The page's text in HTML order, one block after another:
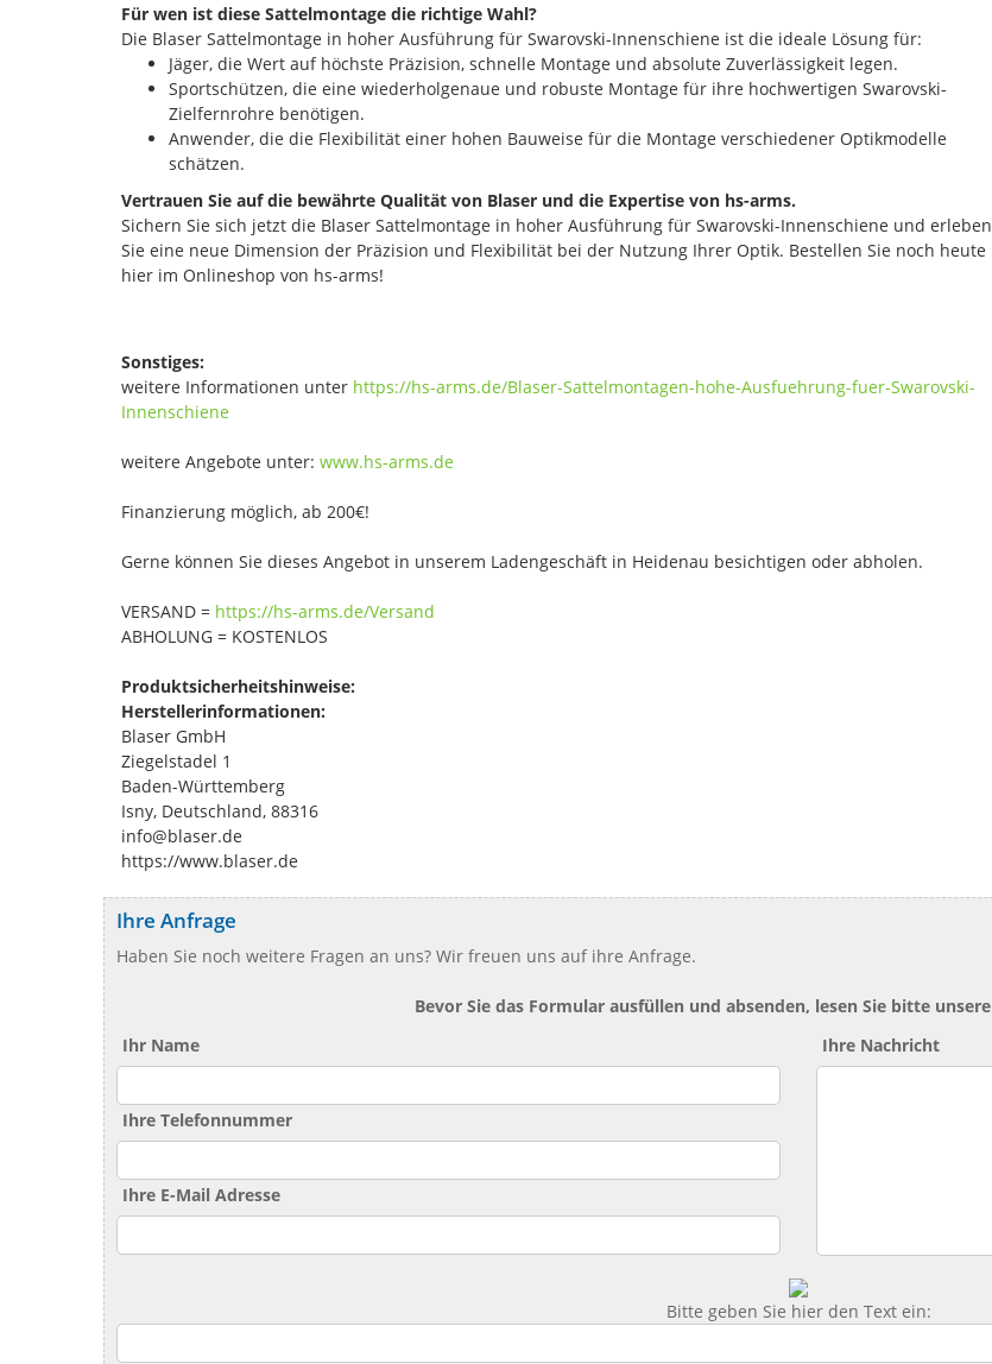
Für wen ist diese Sattelmontage die richtige Wahl?
Die Blaser Sattelmontage in hoher Ausführung für Swarovski-Innenschiene ist die ideale Lösung für:
Jäger, die Wert auf höchste Präzision, schnelle Montage und absolute Zuverlässigkeit legen.
Sportschützen, die eine wiederholgenaue und robuste Montage für ihre hochwertigen Swarovski-
Zielfernrohre benötigen.
Anwender, die die Flexibilität einer hohen Bauweise für die Montage verschiedener Optikmodelle
schätzen.
Vertrauen Sie auf die bewährte Qualität von Blaser und die Expertise von hs-arms.
Sichern Sie sich jetzt die Blaser Sattelmontage in hoher Ausführung für Swarovski-Innenschiene und erleben
Sie eine neue Dimension der Präzision und Flexibilität bei der Nutzung Ihrer Optik. Bestellen Sie noch heute
hier im Onlineshop von hs-arms!
Sonstiges:
weitere Informationen unter https://hs-arms.de/Blaser-Sattelmontagen-hohe-Ausfuehrung-fuer-Swarovski-
Innenschiene
weitere Angebote unter: www.hs-arms.de
Finanzierung möglich, ab 200€!
Gerne können Sie dieses Angebot in unserem Ladengeschäft in Heidenau besichtigen oder abholen.
VERSAND = https://hs-arms.de/Versand
ABHOLUNG = KOSTENLOS
Produktsicherheitshinweise:
Herstellerinformationen:
Blaser GmbH
Ziegelstadel 1
Baden-Württemberg
Isny, Deutschland, 88316
info@blaser.de
https://www.blaser.de
Ihre Anfrage
Haben Sie noch weitere Fragen an uns? Wir freuen uns auf ihre Anfrage.
Bevor Sie das Formular ausfüllen und absenden, lesen Sie bitte unsere
Ihr Name
Ihre Telefonnummer
Ihre E-Mail Adresse
Ihre Nachricht
Bitte geben Sie hier den Text ein: